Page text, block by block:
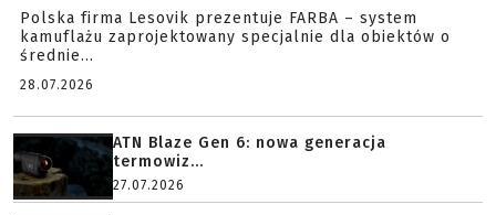
Polska firma Lesovik prezentuje FARBA – system
kamuflażu zaprojektowany specjalnie dla obiektów o
średnie...
28.07.2026
ATN Blaze Gen 6: nowa generacja
termowiz...
27.07.2026